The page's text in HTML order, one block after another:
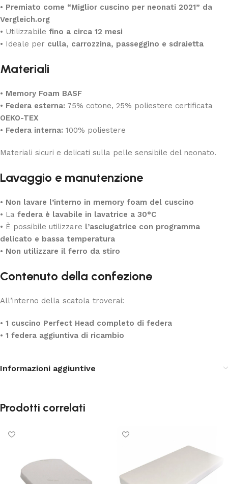
• Premiato come “Miglior cuscino per neonati 2021” da
Vergleich.org
• Utilizzabile fino a circa 12 mesi
• Ideale per culla, carrozzina, passeggino e sdraietta
Materiali
• Memory Foam BASF
• Federa esterna: 75% cotone, 25% poliestere certificata
OEKO-TEX
• Federa interna: 100% poliestere
Materiali sicuri e delicati sulla pelle sensibile del neonato.
Lavaggio e manutenzione
• Non lavare l’interno in memory foam del cuscino
• La federa è lavabile in lavatrice a 30°C
• È possibile utilizzare l’asciugatrice con programma
delicato e bassa temperatura
• Non utilizzare il ferro da stiro
Contenuto della confezione
All’interno della scatola troverai:
• 1 cuscino Perfect Head completo di federa
• 1 federa aggiuntiva di ricambio
Informazioni aggiuntive
Prodotti correlati